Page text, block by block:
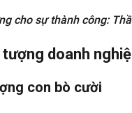
cho sự thành công:
doanh
con bò cười